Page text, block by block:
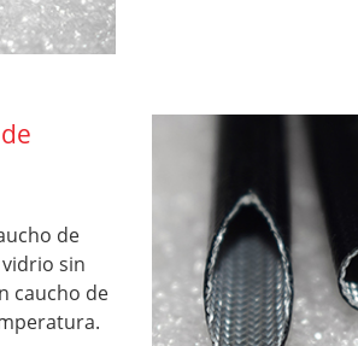
de
sin
caucho de